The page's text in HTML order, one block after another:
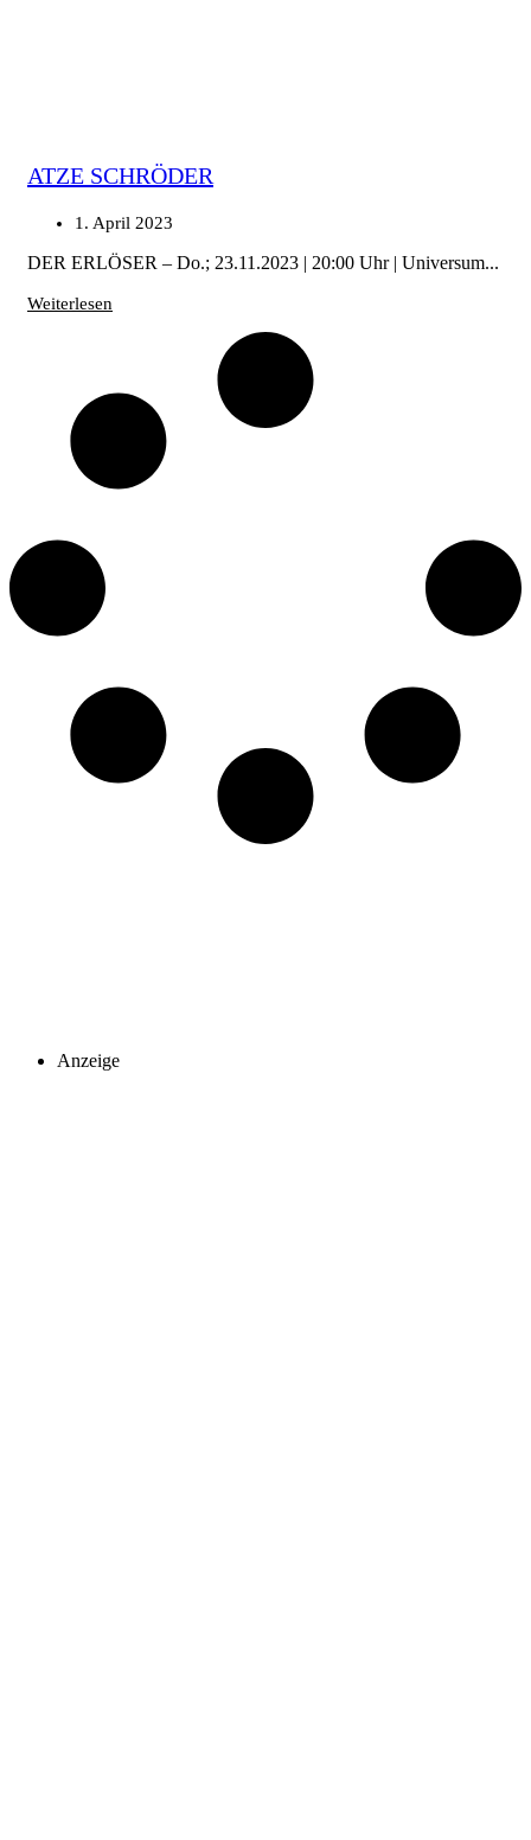
ATZE SCHRÖDER
1. April 2023
DER ERLÖSER – Do.; 23.11.2023 | 20:00 Uhr | Universum...
Weiterlesen
Anzeige